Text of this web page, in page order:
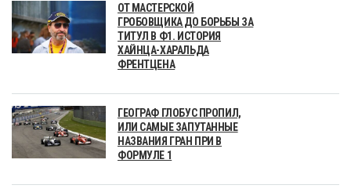
ОТ МАСТЕРСКОЙ
ГРОБОВЩИКА ДО БОРЬБЫ ЗА
ТИТУЛ В Ф1. ИСТОРИЯ
ХАЙНЦА-ХАРАЛЬДА
ФРЕНТЦЕНА
ГЕОГРАФ ГЛОБУС ПРОПИЛ,
ИЛИ САМЫЕ ЗАПУТАННЫЕ
НАЗВАНИЯ ГРАН ПРИ В
ФОРМУЛЕ 1